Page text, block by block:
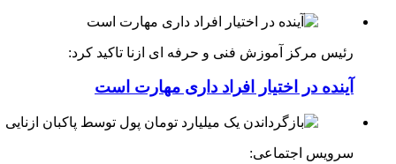
رئیس مرکز آموزش فنی و حرفه ای ازنا تاکید کرد:
آینده در اختیار افراد داری مهارت است
سرویس اجتماعی: